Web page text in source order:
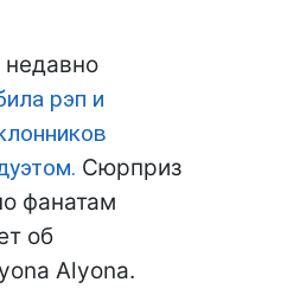
рэп и
Сюрприз
фанатам
об
Alyona.